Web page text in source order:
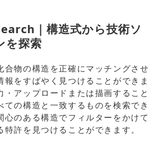
｜構造式から技術ソ
を探索
合物の構造を正確にマッチングさせ
報をすばやく見つけることができま
・アップロードまたは描画すること
ての構造と一致するものを検索でき
心のある構造でフィルターをかけて
許を見つけることができます。